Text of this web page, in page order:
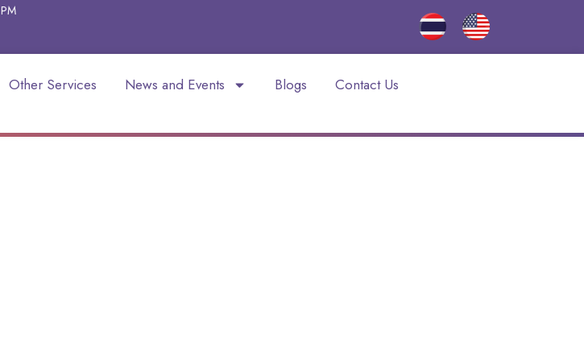
PM
Other Services News and Events Blogs Contact Us